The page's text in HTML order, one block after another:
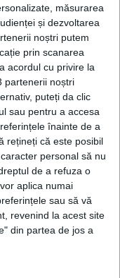
măsurarea
și dezvoltarea
noștri putem
prin scanarea
acordul cu privire la
partenerii noștri
puteți da clic
sau pentru a accesa
înainte de a
rețineți că este posibil
personal să nu
de a refuza o
aplica numai
sau să vă
revenind la acest site
din partea de jos a